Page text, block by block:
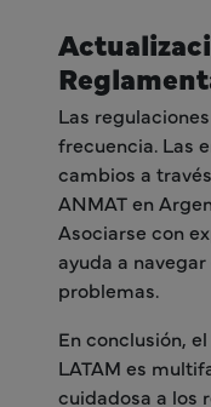
Las
frecuencia. Las
cambios a
ANMAT en
Asociarse con
ayuda a
problemas.
En conclusión,
LATAM es
cuidadosa a los